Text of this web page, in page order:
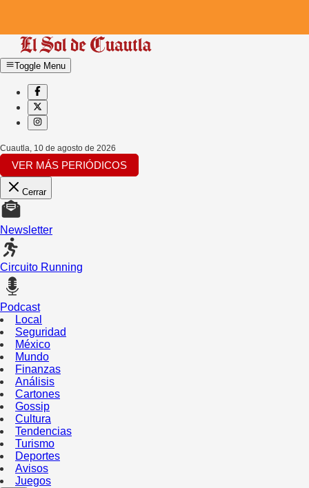
Toggle Menu
Cuautla, 10 de agosto de 2026
VER MÁS PERIÓDICOS
Cerrar
Newsletter
Circuito Running
Podcast
Local
Seguridad
México
Mundo
Finanzas
Análisis
Cartones
Gossip
Cultura
Tendencias
Turismo
Deportes
Avisos
Juegos